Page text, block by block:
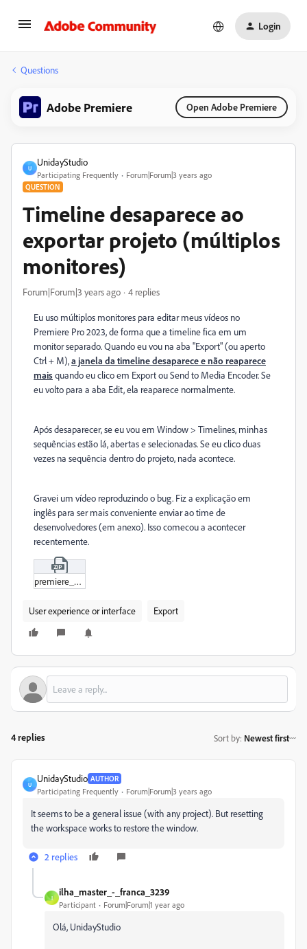
Login
Questions
Adobe Premiere Open Adobe Premiere
U
UnidayStudio
Participating Frequently Forum|Forum|3 years ago
QUESTION
Timeline desaparece ao
exportar projeto (múltiplos
monitores)
Forum|Forum|3 years ago 4 replies
Eu uso múltiplos monitores para editar meus vídeos no
Premiere Pro 2023, de forma que a timeline fica em um
monitor separado. Quando eu vou na aba "Export" (ou aperto
Ctrl + M),a janela da timeline desaparece e não reaparece
maisquando eu clico em Export ou Send to Media Encoder. Se
eu volto para a aba Edit, ela reaparece normalmente.
Após desaparecer, se eu vou em Window > Timelines, minhas
sequências estão lá, abertas e selecionadas. Se eu clico duas
vezes na sequência dentro do projeto, nada acontece.
Gravei um vídeo reproduzindo o bug. Fiz a explicação em
inglês para ser mais conveniente enviar ao time de
desenvolvedores (em anexo). Isso comecou a acontecer
recentemente.
premiere_bug_report_timeline.zip
User experience or interface Export
4 replies Sort by: Newest first
U
UnidayStudio AUTHOR
Participating Frequently Forum|Forum|3 years ago
It seems to be a general issue (with any project). But resetting
the workspace works to restore the window.
2 replies
I
ilha_master_-_franca_3239
Participant Forum|Forum|1 year ago
Olá, UnidayStudio